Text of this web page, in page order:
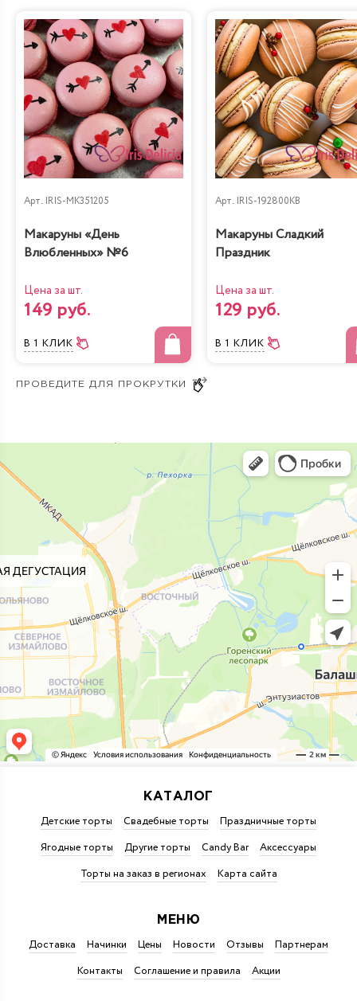
Арт. IRIS-MK351205
Макаруны «День
Влюбленных» №6
Цена за шт.
149 руб.
В 1 КЛИК
Арт. IRIS-192800KB
Макаруны Сладкий
Праздник
Цена за шт.
129 руб.
В 1 КЛИК
КАТАЛОГ
Детские торты Свадебные торты
Праздничные торты
Ягодные торты
Другие торты Candy Bar
Аксессуары
Торты на заказ в регионах
Карта сайта
МЕНЮ
Доставка Начинки Цены Новости Отзывы
Партнерам
Контакты
Соглашение и правила Акции